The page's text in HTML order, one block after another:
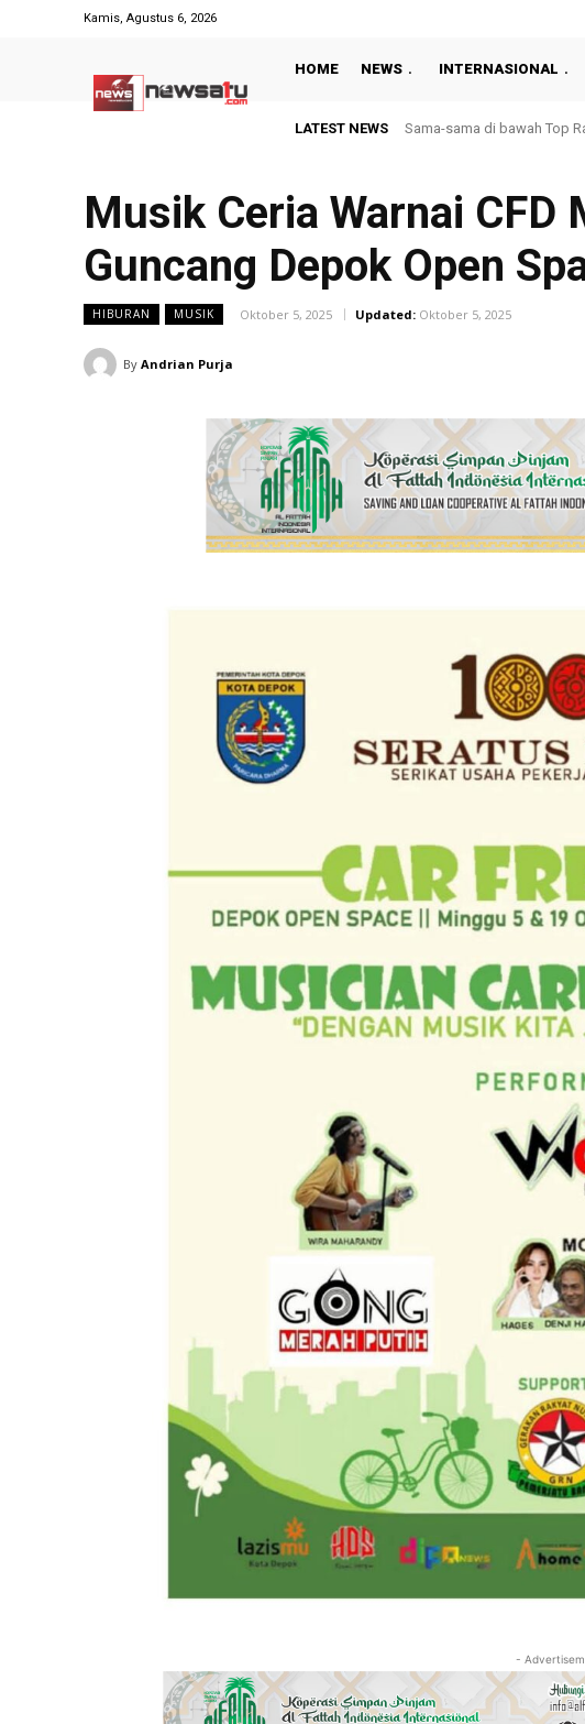
Kamis, Agustus 6, 2026
HOME NEWS INTERNASIONAL
LATEST NEWS Perangi TB, Dinkes
Musik Ceria Warnai CFD
Guncang Depok Open
HIBURAN MUSIK Oktober 5, 2025 Updated: Oktober 5, 2025
By Andrian Purja
-